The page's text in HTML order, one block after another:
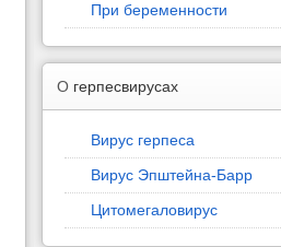
При беременности
О герпесвирусах
Вирус герпеса
Вирус Эпштейна-Барр
Цитомегаловирус